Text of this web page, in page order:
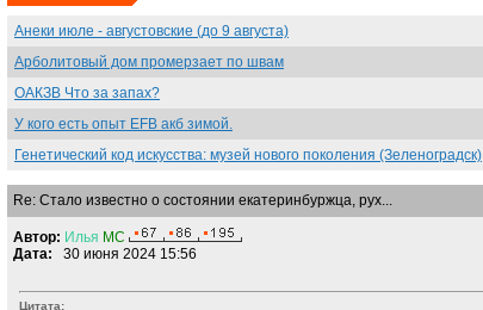
Анеки июле - августовские (до 9 августа)
Арболитовый дом промерзает по швам
ОАКЗВ Что за запах?
У кого есть опыт EFB акб зимой.
Генетический код искусства: музей нового поколения (Зеленоградск)
Re: Стало известно о состоянии екатеринбуржца, рух...
Автор: Илья MC
Дата: 30 июня 2024 15:56
Цитата: